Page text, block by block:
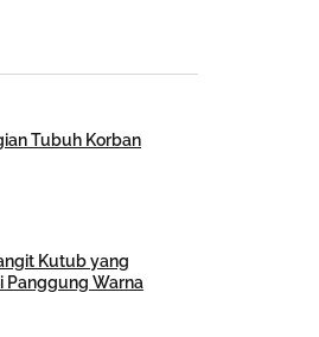
Tubuh Korban
Kutub yang
Panggung Warna